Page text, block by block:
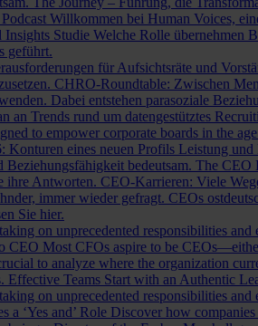
Willkommen bei Human Voices,
Insights Studie Welche Rolle übernehmen
geführt.
für Aufsichtsräte und
CHRO-Roundtable: Zwischen
Dabei entstehen parasoziale
an Trends rund um datengestütztes
to empower corporate boards in the
Konturen eines neuen Profils Leistung und
bedeutsam. The CEO
ihre Antworten. CEO-Karrieren: Viele
immer wieder gefragt. CEOs
Sie hier.
on unprecedented responsibilities
CEO Most CFOs aspire to be
to analyze where the organization
Effective Teams Start with an Authentic
on unprecedented responsibilities
a ‘Yes and’ Role Discover how